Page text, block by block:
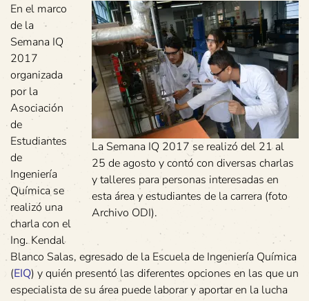
La Semana IQ 2017 se realizó del 21 al
25 de agosto y contó con diversas charlas
y talleres para personas interesadas en
esta área y estudiantes de la carrera (foto
Archivo ODI).
En el marco
de la
Semana IQ
2017
organizada
por la
Asociación
de
Estudiantes
de
Ingeniería
Química se
realizó una
charla con el
Ing. Kendal
Blanco Salas, egresado de la Escuela de Ingeniería Química
(EIQ) y quién presentó las diferentes opciones en las que un
especialista de su área puede laborar y aportar en la lucha